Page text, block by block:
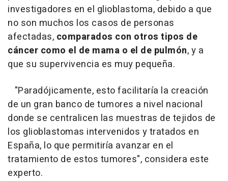
investigadores en el glioblastoma, debido a que
no son muchos los casos de personas
afectadas, comparados con otros tipos de
cáncer como el de mama o el de pulmón, y a
que su supervivencia es muy pequeña.
"Paradójicamente, esto facilitaría la creación
de un gran banco de tumores a nivel nacional
donde se centralicen las muestras de tejidos de
los glioblastomas intervenidos y tratados en
España, lo que permitiría avanzar en el
tratamiento de estos tumores", considera este
experto.